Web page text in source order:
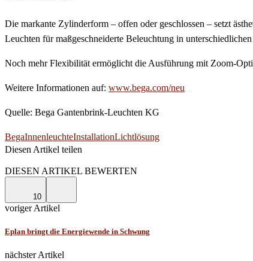
Die markante Zylinderform – offen oder geschlossen – setzt
Leuchten für maßgeschneiderte Beleuchtung in
Noch mehr Flexibilität ermöglicht die Ausführung mit Zoom-
Weitere Informationen auf: www.bega.com/neu
Quelle: Bega Gantenbrink-Leuchten KG
BegaInnenleuchteInstallationLichtlösung
Diesen Artikel teilen
DIESEN ARTIKEL BEWERTEN
10
voriger Artikel
Eplan bringt die Energiewende in Schwung
nächster Artikel